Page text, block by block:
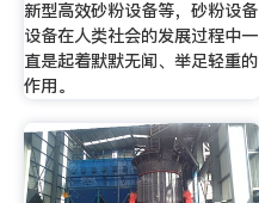
新型高效砂粉设备等，砂粉设备
设备在人类社会的发展过程中一
直是起着默默无闻、举足轻重的
作用。